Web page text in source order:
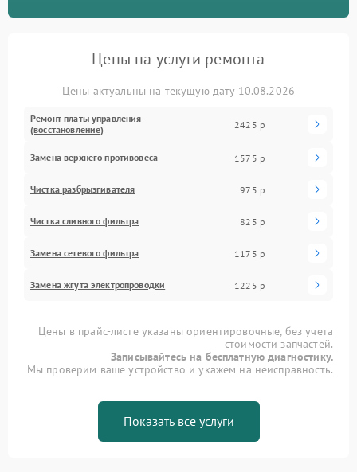
Цены на услуги ремонта
Цены актуальны на текущую дату 10.08.2026
Ремонт платы управления
(восстановление)
2425 р
Замена верхнего противовеса 1575 р
Чистка разбрызгивателя 975 р
Чистка сливного фильтра 825 р
Замена сетевого фильтра 1175 р
Замена жгута электропроводки 1225 р
Цены в прайс-листе указаны ориентировочные, без учета
стоимости запчастей.
Записывайтесь на бесплатную диагностику.
Мы проверим ваше устройство и укажем на неисправность.
Показать все услуги